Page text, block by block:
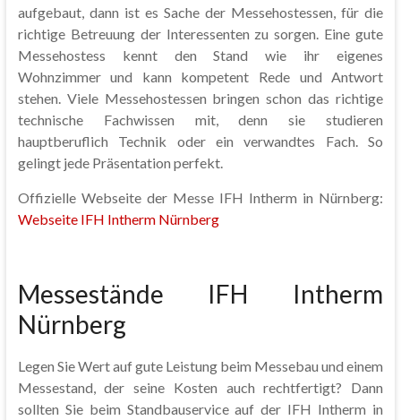
aufgebaut, dann ist es Sache der Messehostessen, für die
richtige Betreuung der Interessenten zu sorgen. Eine gute
Messehostess kennt den Stand wie ihr eigenes
Wohnzimmer und kann kompetent Rede und Antwort
stehen. Viele Messehostessen bringen schon das richtige
technische Fachwissen mit, denn sie studieren
hauptberuflich Technik oder ein verwandtes Fach. So
gelingt jede Präsentation perfekt.
Offizielle Webseite der Messe IFH Intherm in Nürnberg:
Webseite IFH Intherm Nürnberg
Messestände IFH Intherm
Nürnberg
Legen Sie Wert auf gute Leistung beim Messebau und einem
Messestand, der seine Kosten auch rechtfertigt? Dann
sollten Sie beim Standbauservice auf der IFH Intherm in